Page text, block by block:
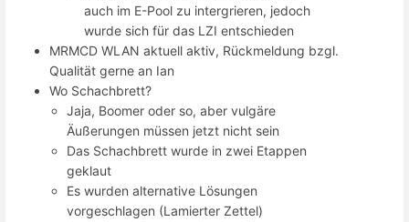
auch im E-Pool zu intergrieren, jedoch
wurde sich für das LZI entschieden
MRMCD WLAN aktuell aktiv, Rückmeldung bzgl.
Qualität gerne an Ian
Wo Schachbrett?
Jaja, Boomer oder so, aber vulgäre
Äußerungen müssen jetzt nicht sein
Das Schachbrett wurde in zwei Etappen
geklaut
Es wurden alternative Lösungen
vorgeschlagen (Lamierter Zettel)